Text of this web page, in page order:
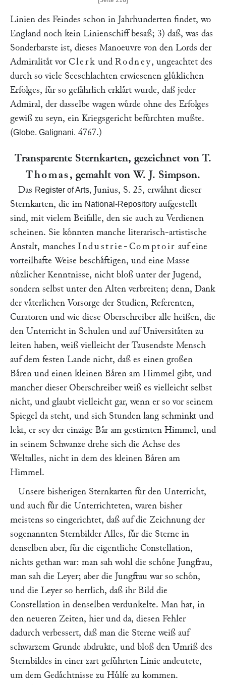
Linien des Feindes schon in Jahrhunderten findet, wo
England noch kein Linienschiff besaß; 3) daß, was das
Sonderbarste ist, dieses Manoeuvre von den Lords der
Admiralitaͤt vor Clerk undRodney, ungeachtet des
durch so viele Seeschlachten erwiesenen gluͤklichen
Erfolges, fuͤr so gefaͤhrlich erklaͤrt wurde, daß jeder
Admiral, der dasselbe wagen wuͤrde ohne des Erfolges
gewiß zu seyn, ein Kriegsgericht befuͤrchten mußte.
(Globe. Galignani. 4767.)
Transparente Sternkarten, gezeichnet von T.
Thomas, gemahlt von W. J. Simpson.
Das Register of Arts, Junius, S. 25, erwaͤhnt dieser
Sternkarten, die im National-Repository aufgestellt
sind, mit vielem Beifalle, den sie auch zu Verdienen
scheinen. Sie koͤnnten manche literarisch-artistische
Anstalt, manches Industrie-Comptoir auf eine
vorteilhafte Weise beschaͤftigen, und eine Masse
nuͤzlicher Kenntnisse, nicht bloß unter der Jugend,
sondern selbst unter den Alten verbreiten; denn, Dank
der vaͤterlichen Vorsorge der Studien, Referenten,
Curatoren und wie diese Oberschreiber alle heißen, die
den Unterricht in Schulen und auf Universitaͤten zu
leiten haben, weiß vielleicht der Tausendste Mensch
auf dem festen Lande nicht, daß es einen großen
Baͤren und einen kleinen Baͤren am Himmel gibt, und
mancher dieser Oberschreiber weiß es vielleicht selbst
nicht, und glaubt vielleicht gar, wenn er so vor seinem
Spiegel da steht, und sich Stunden lang schminkt und
lekt, er sey der einzige Baͤr am gestirnten Himmel, und
in seinem Schwanze drehe sich die Achse des
Weltalles, nicht in dem des kleinen Baͤren am
Himmel.
Unsere bisherigen Sternkarten fuͤr den Unterricht,
und auch fuͤr die Unterrichteten, waren bisher
meistens so eingerichtet, daß auf die Zeichnung der
sogenannten Sternbilder Alles, fuͤr die Sterne in
denselben aber, fuͤr die eigentliche Constellation,
nichts gethan war: man sah wohl die schoͤne Jungfrau,
man sah die Leyer; aber die Jungfrau war so schoͤn,
und die Leyer so herrlich, daß ihr Bild die
Constellation in denselben verdunkelte. Man hat, in
den neueren Zeiten, hier und da, diesen Fehler
dadurch verbessert, daß man die Sterne weiß auf
schwarzem Grunde abdrukte, und bloß den Umriß des
Sternbildes in einer zart gefuͤhrten Linie andeutete,
um dem Gedaͤchtnisse zu Huͤlfe zu kommen.